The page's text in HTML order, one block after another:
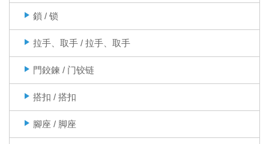
鎖 / 锁
拉手、取手 / 拉手、取手
門鉸鍊 / 门铰链
搭扣 / 搭扣
腳座 / 脚座